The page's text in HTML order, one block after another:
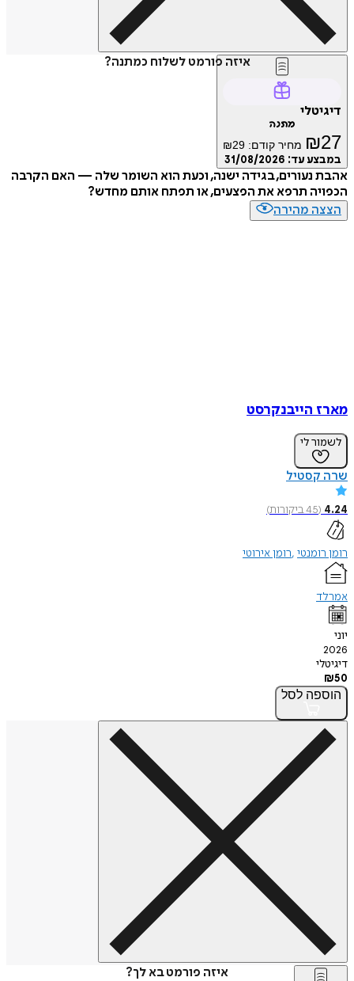
איזה פורמט לשלוח כמתנה?
דיגיטלי
מתנה
₪27 מחיר קודם: ₪29
במבצע עד: 31/08/2026
אהבת נעורים, בגידה ישנה, וכעת הוא השומר שלה — האם הקרבה
הכפויה תרפא את הפצעים, או תפתח אותם מחדש?
הצצה מהירה
מארז הייבנקרסט
לשמור לי
שרה קסטיל
4.24
(
45ביקורות)
רומן רומנטי רומן אירוטי
אמרלד
יוני
2026
דיגיטלי
₪50
הוספה לסל
איזה פורמט בא לך?